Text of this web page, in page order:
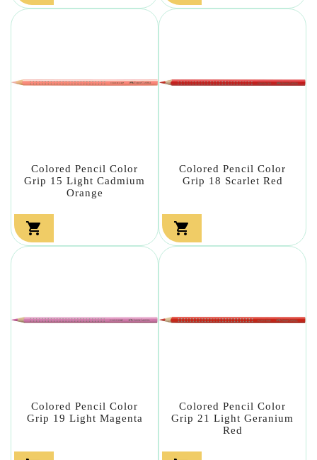
Colored Pencil Color
Grip 15 Light Cadmium
Orange

Colored Pencil Color
Grip 18 Scarlet Red

Colored Pencil Color
Grip 19 Light Magenta
Colored Pencil Color
Grip 21 Light Geranium
Red